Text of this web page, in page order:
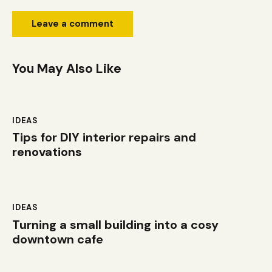
You May Also Like
IDEAS
Tips for DIY interior repairs and
renovations
IDEAS
Turning a small building into a cosy
downtown cafe